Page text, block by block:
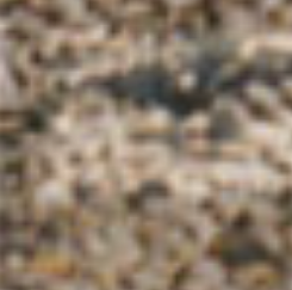
Biographie
Photographies
Vidéos
Performances
Expositions et Filmographies
Contact